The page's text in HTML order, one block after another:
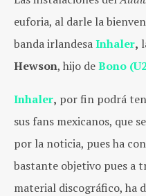
euforia, al darle la
banda irlandesaInhaler,
Hewson, hijo deBono
Inhaler, por fin podrá
sus fans mexicanos, que
por la noticia, pues ha
bastante objetivo pues a
material discográfico, ha